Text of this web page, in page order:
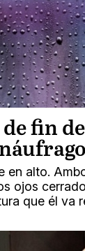
fin
en alto.
ojos
que él va